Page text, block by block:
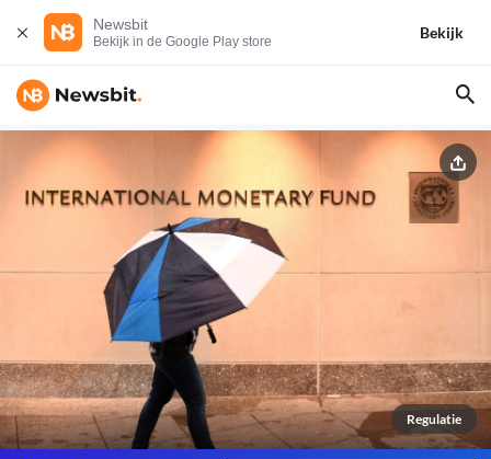
Newsbit
Bekijk in de Google Play store
Bekijk
Regulatie